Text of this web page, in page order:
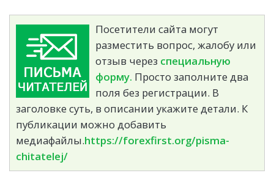
Посетители сайта могут
разместить вопрос, жалобу или
отзыв через специальную
форму. Просто заполните два
поля без регистрации. В
заголовке суть, в описании укажите детали. К
публикации можно добавить
медиафайлы.https://forexfirst.org/pisma-
chitatelej/